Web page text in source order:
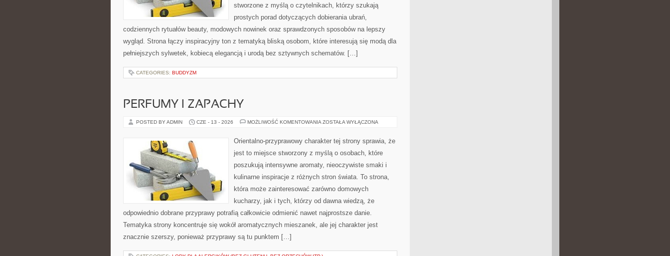
stworzone z myślą o czytelnikach, którzy szukają
prostych porad dotyczących dobierania ubrań,
codziennych rytuałów beauty, modowych nowinek oraz sprawdzonych sposobów na lepszy
wygląd. Strona łączy inspiracyjny ton z tematyką bliską osobom, które interesują się modą dla
pełniejszych sylwetek, kobiecą elegancją i urodą bez sztywnych schematów. […]
CATEGORIES: BUDDYZM
PERFUMY I ZAPACHY
POSTED BY ADMIN CZE - 13 - 2026 MOŻLIWOŚĆ KOMENTOWANIA PERFUMY
ZOSTAŁA WYŁĄCZONA
Orientalno-przyprawowy charakter tej strony sprawia, że
jest to miejsce stworzony z myślą o osobach, które
poszukują intensywne aromaty, nieoczywiste smaki i
kulinarne inspiracje z różnych stron świata. To strona,
która może zainteresować zarówno domowych
kucharzy, jak i tych, którzy od dawna wiedzą, że
odpowiednio dobrane przyprawy potrafią całkowicie odmienić nawet najprostsze danie.
Tematyka strony koncentruje się wokół aromatycznych mieszanek, ale jej charakter jest
znacznie szerszy, ponieważ przyprawy są tu punktem […]